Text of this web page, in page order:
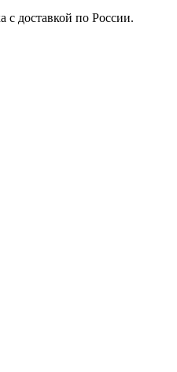
с доставкой по России.